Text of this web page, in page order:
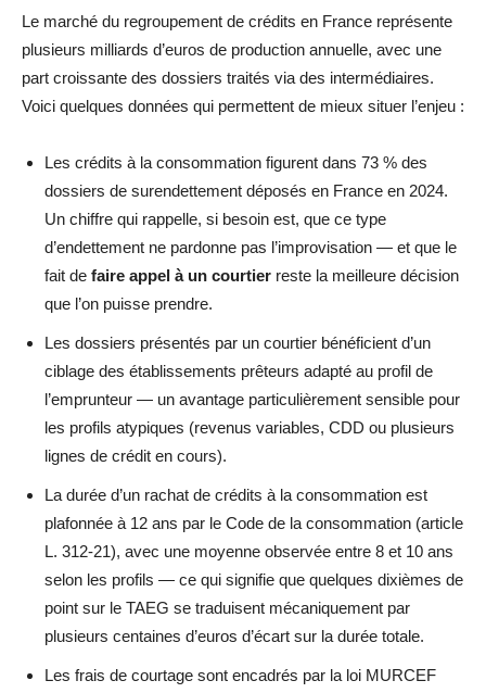
Le marché du regroupement de crédits en France représente
plusieurs milliards d’euros de production annuelle, avec une
part croissante des dossiers traités via des intermédiaires.
Voici quelques données qui permettent de mieux situer l’enjeu :
Les crédits à la consommation figurent dans 73 % des
dossiers de surendettement déposés en France en 2024.
Un chiffre qui rappelle, si besoin est, que ce type
d’endettement ne pardonne pas l’improvisation — et que le
fait de faire appel à un courtier reste la meilleure décision
que l’on puisse prendre.
Les dossiers présentés par un courtier bénéficient d’un
ciblage des établissements prêteurs adapté au profil de
l’emprunteur — un avantage particulièrement sensible pour
les profils atypiques (revenus variables, CDD ou plusieurs
lignes de crédit en cours).
La durée d’un rachat de crédits à la consommation est
plafonnée à 12 ans par le Code de la consommation (article
L. 312-21), avec une moyenne observée entre 8 et 10 ans
selon les profils — ce qui signifie que quelques dixièmes de
point sur le TAEG se traduisent mécaniquement par
plusieurs centaines d’euros d’écart sur la durée totale.
Les frais de courtage sont encadrés par la loi MURCEF